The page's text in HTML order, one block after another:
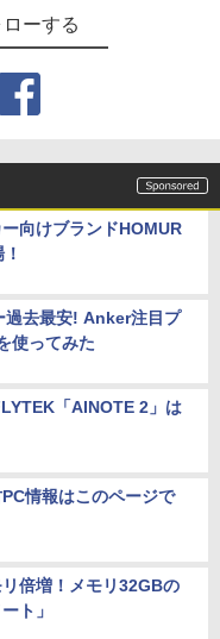
ーする
向けブランドHOMUR
去最安! Anker注目プ
使ってみた
「AINOTE 2」は
情報はこのページで
倍増！メモリ32GBの
ト」